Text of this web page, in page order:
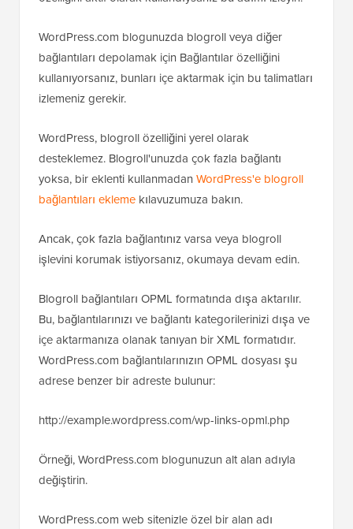
WordPress.com blogunuzda blogroll veya diğer
bağlantıları depolamak için Bağlantılar özelliğini
kullanıyorsanız, bunları içe aktarmak için bu talimatları
izlemeniz gerekir.
WordPress, blogroll özelliğini yerel olarak
desteklemez. Blogroll'unuzda çok fazla bağlantı
yoksa, bir eklenti kullanmadan WordPress'e blogroll
bağlantıları ekleme kılavuzumuza bakın.
Ancak, çok fazla bağlantınız varsa veya blogroll
işlevini korumak istiyorsanız, okumaya devam edin.
Blogroll bağlantıları OPML formatında dışa aktarılır.
Bu, bağlantılarınızı ve bağlantı kategorilerinizi dışa ve
içe aktarmanıza olanak tanıyan bir XML formatıdır.
WordPress.com bağlantılarınızın OPML dosyası şu
adrese benzer bir adreste bulunur:
http://example.wordpress.com/wp-links-opml.php
Örneği, WordPress.com blogunuzun alt alan adıyla
değiştirin.
WordPress.com web sitenizle özel bir alan adı